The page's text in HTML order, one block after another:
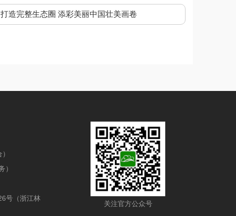
打造完整生态圈 添彩美丽中国壮美画卷
号（浙江林
关注官方公众号